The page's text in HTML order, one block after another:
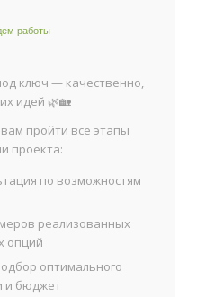
работы
ключ — качественно,
идей 🌿🏡
пройти все этапы
проекта:
по возможностям
реализованных
опций
оптимального
и бюджет